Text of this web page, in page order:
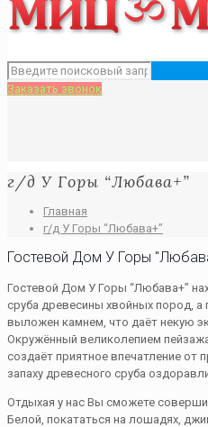
Заказать звонок
г/д У Горы “Любава+”
Главная
г/д У Горы “Любава+”
Гостевой Дом У Горы
Гостевой Дом У Горы “Любава+”
сруба древесины хвойных пород, а
выложен камнем, что даёт некую
Окружённый великолепием
создаёт приятное впечатление от
запаху древесного сруба
Отдыхая у нас Вы сможете
Белой, покататься на лошадях,